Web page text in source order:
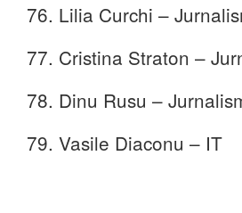
76. Lilia Curchi –
77. Cristina Straton –
78. Dinu Rusu –
79. Vasile Diaconu – IT